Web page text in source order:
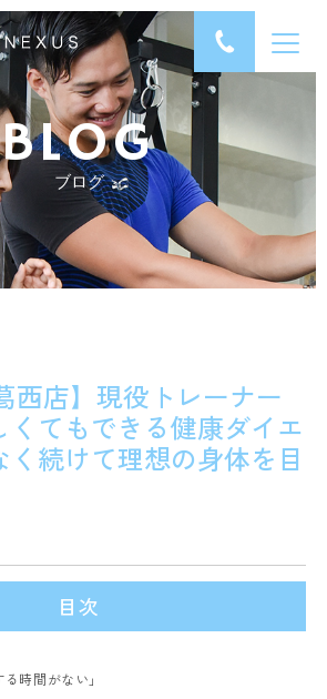
BLOG
ブログ
西店】現役トレーナー
くてもできる健康ダイエ
く続けて理想の身体を目
目次
時間がない」